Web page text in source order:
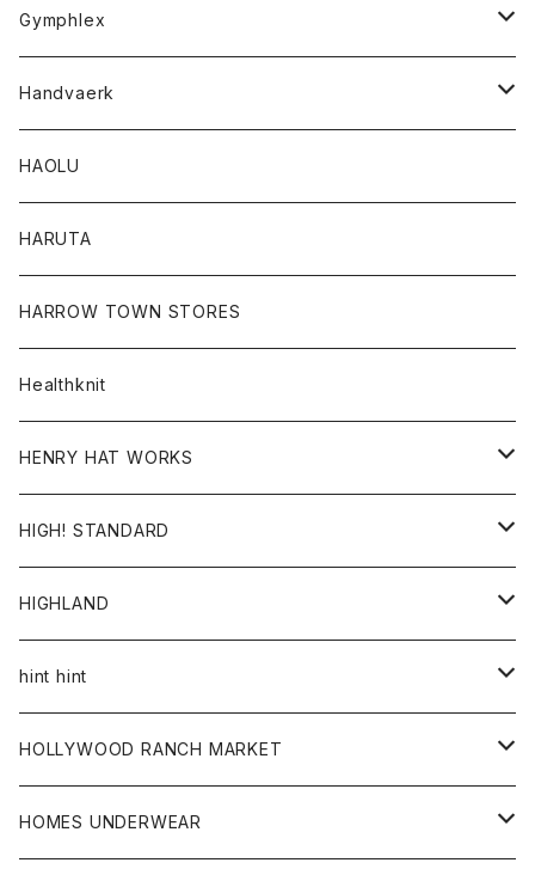
Tシャツ
Gymphlex
アウター
カーディガン
コート
トップス
シャツ
スウェット
レディース
カーディガン
コート
ボトム
パンツ
Handvaerk
トップス
Tシャツ
ロンTEE
HAOLU
HARUTA
HARROW TOWN STORES
Healthknit
HENRY HAT WORKS
帽子
HIGH! STANDARD
アウター
ジャケット
トップス
シャツ
カーディガン
ボトム
グッズ
HIGHLAND
帽子
hint hint
ストール
HOLLYWOOD RANCH MARKET
アウター
HOMES UNDERWEAR